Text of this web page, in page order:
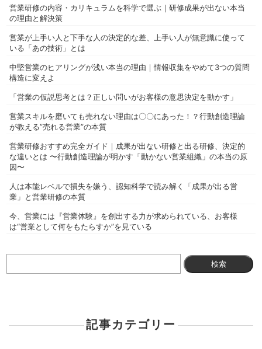
営業研修の内容・カリキュラムを科学で選ぶ｜研修成果が出ない本当
の理由と解決策
営業が上手い人と下手な人の決定的な差、上手い人が無意識に使って
いる「あの技術」とは
中堅営業のヒアリングが浅い本当の理由｜情報収集をやめて3つの質問
構造に変えよ
「営業の仮説思考とは？正しい問いがお客様の意思決定を動かす」
営業スキルを磨いても売れない理由は〇〇にあった！？行動創造理論
が教える”売れる営業”の本質
営業研修おすすめ完全ガイド｜成果が出ない研修と出る研修、決定的
な違いとは 〜行動創造理論が明かす「動かない営業組織」の本当の原
因〜
人は本能レベルで損失を嫌う、認知科学で読み解く「成果が出る営
業」と営業研修の本質
今、営業には『営業体験』を創出する力が求められている、お客様
は“営業として何をもたらすか”を見ている
索:
記事カテゴリー